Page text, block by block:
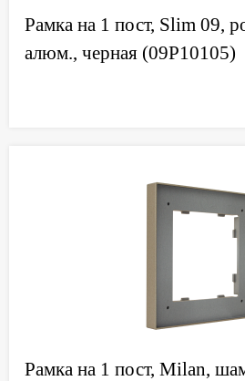
Рамка на 1 пост, Slim 09,
алюм., черная (09P10105)
Рамка на 1 пост, Milan,